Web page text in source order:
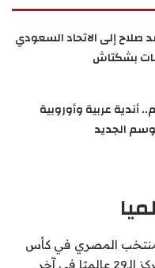
صلاح إلى الاتحاد السعودي
بشكتاش
أندية عربية وأوروبية
الجديد
المصري في كأس
العالم، إذ دخل البطولة وهو يحتل المركز الـ29 عالميًا في آخر